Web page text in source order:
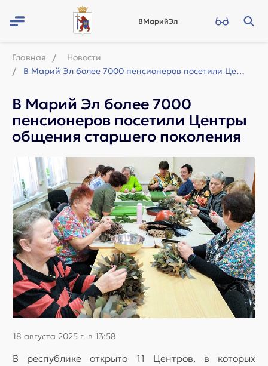
ВМарийЭл
Главная
Новости
В Марий Эл более 7000 пенсионеров посетили Центры общения старшего поколения
В Марий Эл более 7000
пенсионеров посетили Центры
общения старшего поколения
18 августа 2025 г. в 13:58
В республике открыто 11 Центров, в которых